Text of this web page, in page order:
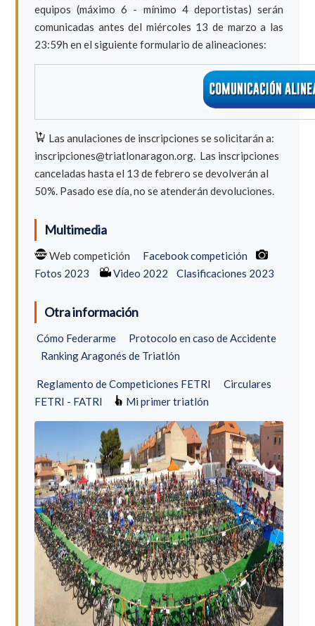
equipos (máximo 6 - mínimo 4 deportistas) serán
comunicadas antes del miércoles 13 de marzo a las
23:59h en el siguiente formulario de alineaciones:
Las anulaciones de inscripciones se solicitarán a:
inscripciones@triatlonaragon.org. Las inscripciones
canceladas hasta el 13 de febrero se devolverán al
50%. Pasado ese día, no se atenderán devoluciones.
Multimedia
Web competición
Facebook competición
Fotos 2023
Video 2022 Clasificaciones 2023
Otra información
Cómo Federarme
Protocolo en caso de Accidente
Ranking Aragonés de Triatlón
Reglamento de Competiciones FETRI
Circulares
FETRI - FATRI
Mi primer triatlón